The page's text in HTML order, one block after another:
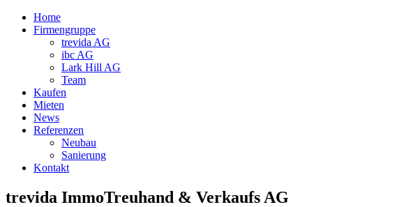
Home
Firmengruppe
trevida AG
ibc AG
Lark Hill AG
Team
Kaufen
Mieten
News
Referenzen
Neubau
Sanierung
Kontakt
trevida ImmoTreuhand & Verkaufs AG